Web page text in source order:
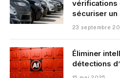
vérifications
sécuriser un
23 septembre
Éliminer
détections